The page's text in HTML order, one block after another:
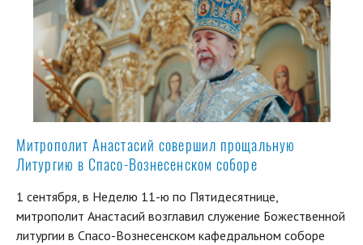
Митрополит Анастасий совершил прощальную
Литургию в Спасо-Вознесенском соборе
1 сентября, в Неделю 11-ю по Пятидесятнице,
митрополит Анастасий возглавил служение Божественной
литургии в Спасо-Вознесенском кафедральном соборе